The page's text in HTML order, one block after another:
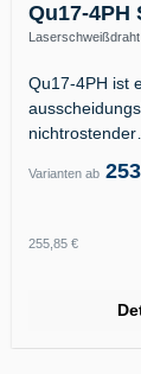
Qu17-4PH
Qu17-4PH ist
nichtrostender
Legierung…
Varianten ab
Regulärer
255,85 €